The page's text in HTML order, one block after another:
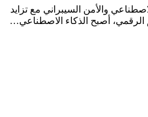
والأمن السيبراني مع تزايد
الرقمي، أصبح الذكاء الاصطناعي…